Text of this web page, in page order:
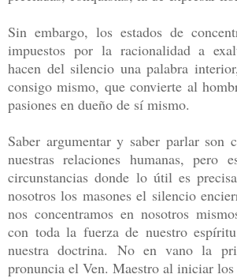
Sin embargo, los estados de
impuestos por la racionalidada
hacen del silencio una palabra
consigomismo, que convierte al
pasiones en dueño de sí mismo.
Saber argumentar y saber parlar son
nuestras relaciones humanas,pero
circunstancias donde lo útil es
nosotroslos masones el silencio
nos concentramos en nosotros
con toda la fuerza de nuestro
nuestra doctrina. No en vano la
pronuncia el Ven. Maestro al iniciar los